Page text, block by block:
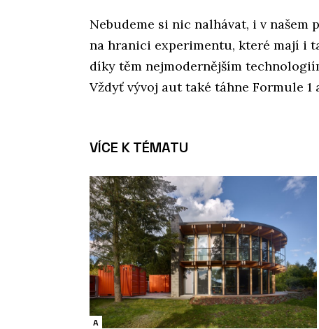
Nebudeme si nic nalhávat, i v
na hranici experimentu, které mají i
díky těm nejmodernějším
Vždyť vývoj aut také táhne Formule
VÍCE K TÉMATU
A